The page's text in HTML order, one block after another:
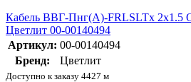
Кабель ВВГ-Пнг(А)-FRLSLTx 2х1.5
Цветлит 00-00140494
Артикул: 00-00140494
Бренд:
Цветлит
Доступно к заказу 4427 м